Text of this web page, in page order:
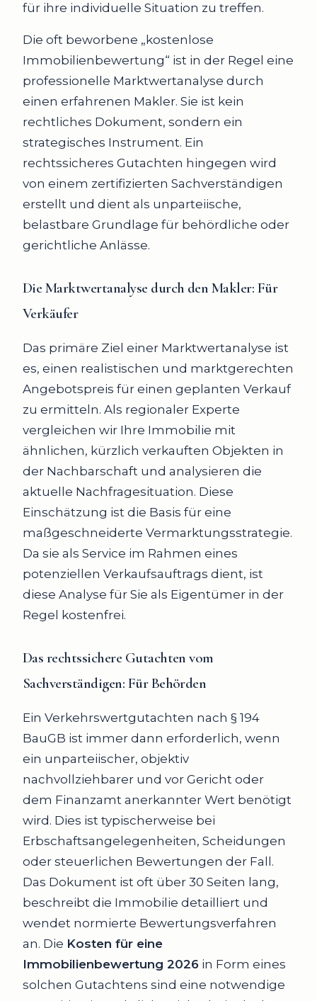
für ihre individuelle Situation zu treffen.
Die oft beworbene „kostenlose
Immobilienbewertung“ ist in der Regel eine
professionelle Marktwertanalyse durch
einen erfahrenen Makler. Sie ist kein
rechtliches Dokument, sondern ein
strategisches Instrument. Ein
rechtssicheres Gutachten hingegen wird
von einem zertifizierten Sachverständigen
erstellt und dient als unparteiische,
belastbare Grundlage für behördliche oder
gerichtliche Anlässe.
Die Marktwertanalyse durch den Makler: Für
Verkäufer
Das primäre Ziel einer Marktwertanalyse ist
es, einen realistischen und marktgerechten
Angebotspreis für einen geplanten Verkauf
zu ermitteln. Als regionaler Experte
vergleichen wir Ihre Immobilie mit
ähnlichen, kürzlich verkauften Objekten in
der Nachbarschaft und analysieren die
aktuelle Nachfragesituation. Diese
Einschätzung ist die Basis für eine
maßgeschneiderte Vermarktungsstrategie.
Da sie als Service im Rahmen eines
potenziellen Verkaufsauftrags dient, ist
diese Analyse für Sie als Eigentümer in der
Regel kostenfrei.
Das rechtssichere Gutachten vom
Sachverständigen: Für Behörden
Ein Verkehrswertgutachten nach § 194
BauGB ist immer dann erforderlich, wenn
ein unparteiischer, objektiv
nachvollziehbarer und vor Gericht oder
dem Finanzamt anerkannter Wert benötigt
wird. Dies ist typischerweise bei
Erbschaftsangelegenheiten, Scheidungen
oder steuerlichen Bewertungen der Fall.
Das Dokument ist oft über 30 Seiten lang,
beschreibt die Immobilie detailliert und
wendet normierte Bewertungsverfahren
an. Die Kosten für eine
Immobilienbewertung 2026 in Form eines
solchen Gutachtens sind eine notwendige